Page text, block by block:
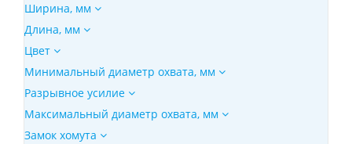
Ширина, мм
Длина, мм
Цвет
Минимальный диаметр охвата, мм
Разрывное усилие
Максимальный диаметр охвата, мм
Замок хомута